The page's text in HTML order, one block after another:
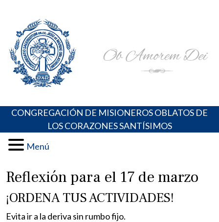
content
Portal de los Padres Oblatos. Advocaciones Marianas,
Oraciones, Música religiosa y más
CONGREGACIÓN DE MISIONEROS OBLATOS DE
LOS CORAZONES SANTÍSIMOS
Menú
Reflexión para el 17 de marzo
¡ORDENA TUS ACTIVIDADES!
Evita ir a la deriva sin rumbo fijo.